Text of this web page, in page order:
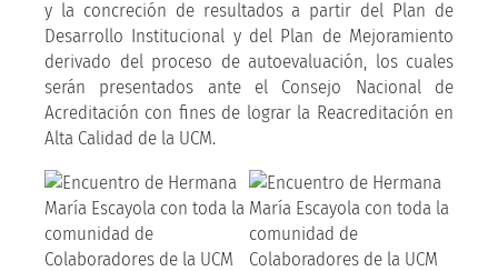
y la concreción de resultados a partir del Plan de
Desarrollo Institucional y del Plan de Mejoramiento
derivado del proceso de autoevaluación, los cuales
serán presentados ante el Consejo Nacional de
Acreditación con fines de lograr la Reacreditación en
Alta Calidad de la UCM.